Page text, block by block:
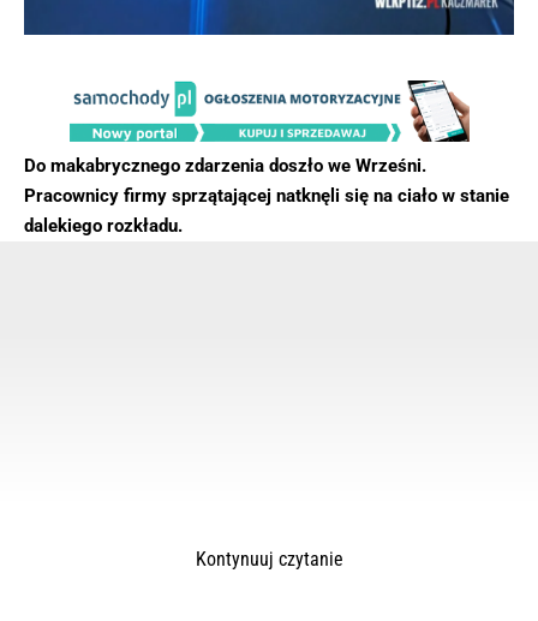
Do makabrycznego zdarzenia doszło we Wrześni.
Pracownicy firmy sprzątającej natknęli się na ciało w stanie
dalekiego rozkładu.
Kontynuuj czytanie